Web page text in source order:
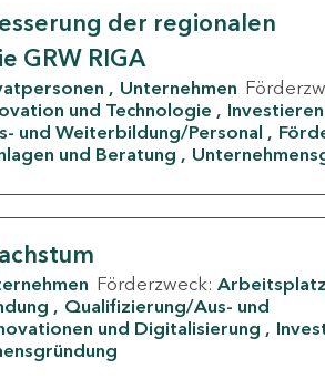
der regionalen
GRW RIGA
Unternehmen
und Technologie
und Weiterbildung/Personal
und Beratung
Förderzweck:
Qualifizierung/Aus- und
und Digitalisierung